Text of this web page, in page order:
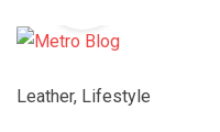
Leather, Lifestyle